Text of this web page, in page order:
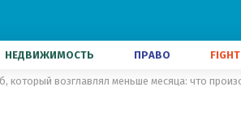
НЕДВИЖИМОСТЬ ПРАВО FIGHT